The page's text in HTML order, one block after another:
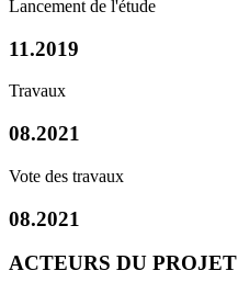
Lancement de l'étude
11.2019
Travaux
08.2021
Vote des travaux
08.2021
ACTEURS DU PROJET